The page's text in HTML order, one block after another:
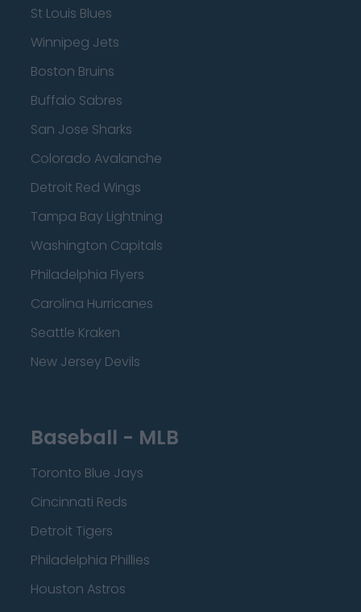
St Louis Blues
Winnipeg Jets
Boston Bruins
Buffalo Sabres
San Jose Sharks
Colorado Avalanche
Detroit Red Wings
Tampa Bay Lightning
Washington Capitals
Philadelphia Flyers
Carolina Hurricanes
Seattle Kraken
New Jersey Devils
Baseball - MLB
Toronto Blue Jays
Cincinnati Reds
Detroit Tigers
Philadelphia Phillies
Houston Astros